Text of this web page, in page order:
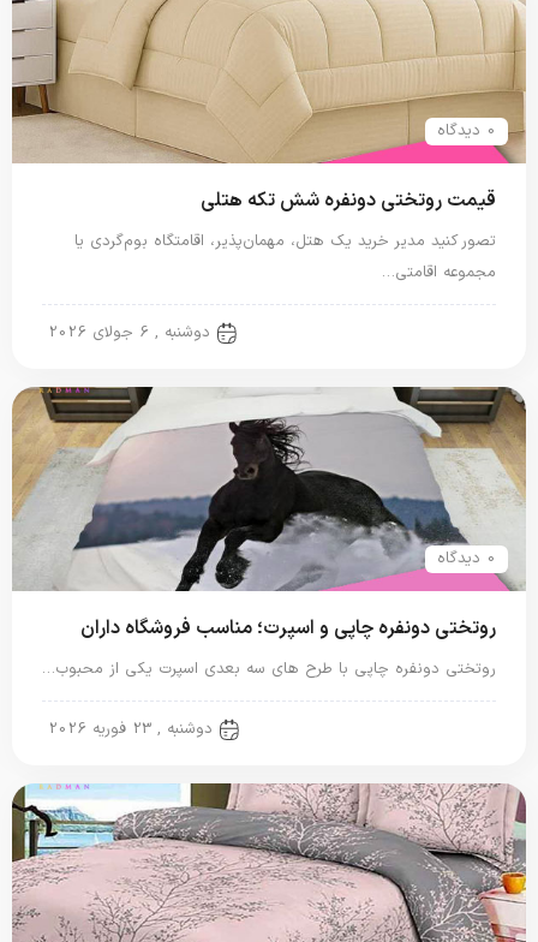
0 دیدگاه
قیمت روتختی دونفره شش تکه هتلی
تصور کنید مدیر خرید یک هتل، مهمان‌پذیر، اقامتگاه بوم‌گردی یا
مجموعه اقامتی…
دوشنبه , 6 جولای 2026
0 دیدگاه
روتختی دونفره چاپی و اسپرت؛ مناسب فروشگاه داران
روتختی دونفره چاپی با طرح های سه بعدی اسپرت یکی از محبوب…
دوشنبه , 23 فوریه 2026